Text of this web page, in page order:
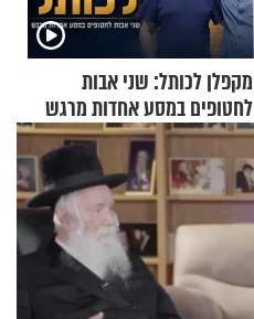
מקפלן לכותל: שני אבות
לחטופים במסע אחדות מרגש